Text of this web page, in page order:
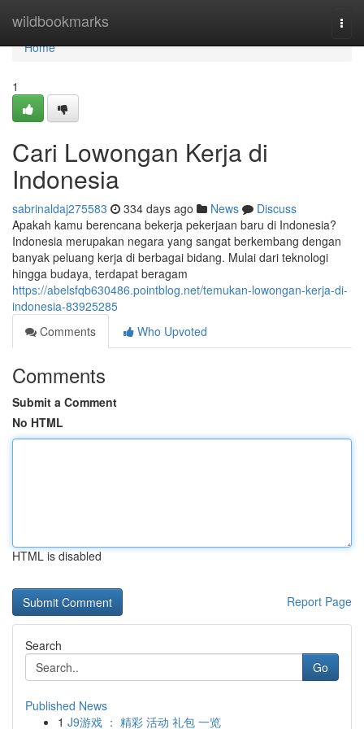
wildbookmarks
Home
Home
1
Cari Lowongan Kerja di
Indonesia
sabrinaldaj275583 334 days ago News
Discuss
Apakah kamu berencana bekerja pekerjaan baru di Indonesia?
Indonesia merupakan negara yang sangat berkembang dengan
banyak peluang kerja di berbagai bidang. Mulai dari teknologi
hingga budaya, terdapat beragam
https://abelsfqb630486.pointblog.net/temukan-lowongan-kerja-di-
indonesia-83925285
Comments
Who Upvoted
Comments
Submit a Comment
No HTML
HTML is disabled
Report Page
Search
Go
Published News
1 J9游戏 ： 精彩 活动 礼包 一览